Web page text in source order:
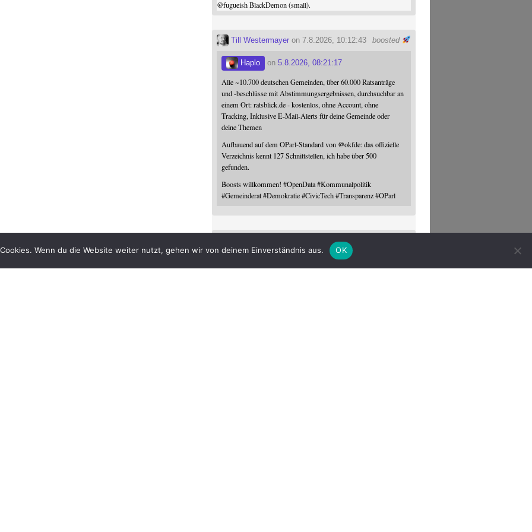
@fugueishBlackDemon (small).
boosted
Till Westermayer on 7.8.2026, 10:12:43
Haplo on5.8.2026, 08:21:17
Alle ~10.700 deutschen Gemeinden, über 60.000 Ratsanträge
und -beschlüsse mit Abstimmungsergebnissen, durchsuchbar an
einem Ort: ratsblick.de - kostenlos, ohne Account, ohne
Tracking, Inklusive E-Mail-Alerts für deine Gemeinde oder
deine Themen
Aufbauend auf dem OParl-Standard von @okfde: das offizielle
Verzeichnis kennt 127 Schnittstellen, ich habe über 500
gefunden.
Boosts willkommen!#OpenData #Kommunalpolitik
#Gemeinderat #Demokratie #CivicTech #Transparenz #OParl
6.8.2026, 18:23:17
Im Mittel über beide Folgen im Rahmen ...
Wenn du die Website weiter nutzt, gehen wir von deinem Einverständnis aus. OK